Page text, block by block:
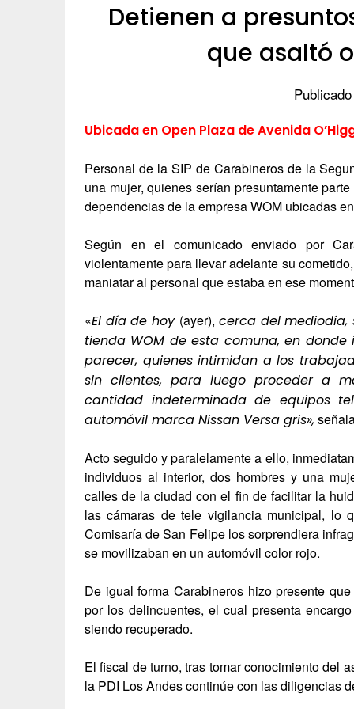
Detienen a
que asaltó
Ubicada en Open Plaza de Avenida
Personal de la SIP de Carabineros de la
una mujer, quienes serían presuntamente
dependencias de la empresa WOM ubicadas
Según en el comunicado enviado por
violentamente para llevar adelante su
maniatar al personal que estaba en ese
«El día de hoy (ayer), cerca del mediodía,
tienda WOM de esta comuna, en
parecer, quienes intimidan a los
sin clientes, para luego proceder a
cantidad indeterminada de equipos
automóvil marca Nissan Versa gris»,
Acto seguido y paralelamente a ello,
individuos al interior, dos hombres y una
calles de la ciudad con el fin de facilitar la
las cámaras de tele vigilancia municipal,
Comisaría de San Felipe los sorprendiera
se movilizaban en un automóvil color rojo.
De igual forma Carabineros hizo presente
por los delincuentes, el cual presenta
siendo recuperado.
El fiscal de turno, tras tomar conocimiento del
la PDI Los Andes continúe con las diligencias